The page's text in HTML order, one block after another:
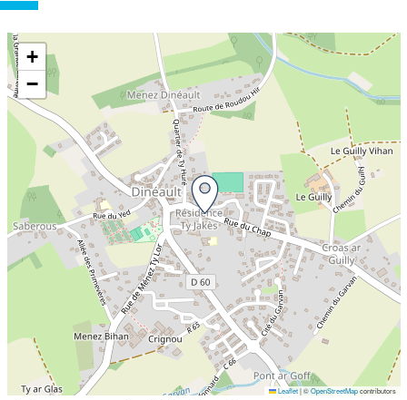
+
−
Leaflet |©OpenStreetMapcontributors